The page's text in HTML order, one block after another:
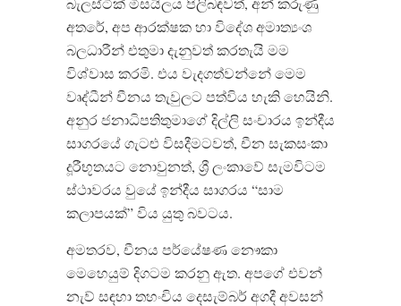
අතරේ, අප ආරක්ෂක හා විදේශ අමාත්‍යංශ
බලධාරීන් එතුමා දැනුවත් කරතැයි මම
විශ්වාස කරමි. එය වැදගත්වන්නේ මෙම
වෘද්ධීන් චීනය තැවුලට පත්විය හැකි හෙයිනි.
අනුර ජනාධිපතිතුමාගේ දිල්ලි සංචාරය ඉන්දීය
සාගරයේ ගැටළු විසදීමටවත්, චීන සැකසංකා
දූරීභූතයට නොවුනත්, ශ්‍රී ලංකාවේ සැමවිටම
ස්ථාවරය වුයේ ඉන්දීය සාගරය “සාම
කලාපයක්”විය යුතු බවටය.
අමතරව, චීනය පර්යේෂණ නෞකා
මෙහෙයුම් දිගටම කරනු ඇත. අපගේ එවන්
නැව් සඳහා තහංචිය දෙසැම්බර් අගදී අවසන්